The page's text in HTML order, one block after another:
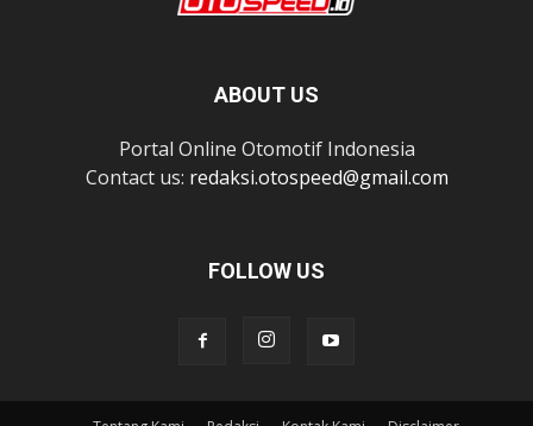
ABOUT US
Portal Online Otomotif Indonesia
Contact us: redaksi.otospeed@gmail.com
FOLLOW US